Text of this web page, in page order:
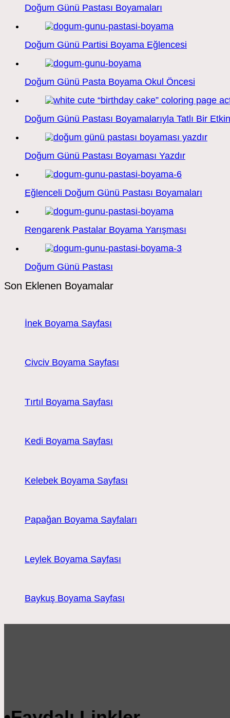
Doğum Günü Pastası Boyamaları
Doğum Günü Partisi Boyama Eğlencesi
Doğum Günü Pasta Boyama Okul Öncesi
Doğum Günü Pastası Boyamalarıyla Tatlı Bir
Doğum Günü Pastası Boyaması Yazdır
Eğlenceli Doğum Günü Pastası Boyamaları
Rengarenk Pastalar Boyama Yarışması
Doğum Günü Pastası
Son Eklenen Boyamalar
İnek Boyama Sayfası
Civciv Boyama Sayfası
Tırtıl Boyama Sayfası
Kedi Boyama Sayfası
Kelebek Boyama Sayfası
Papağan Boyama Sayfaları
Leylek Boyama Sayfası
Baykuş Boyama Sayfası